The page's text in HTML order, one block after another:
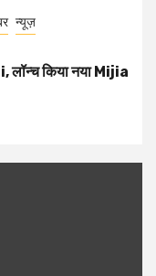
न्यूज़
लॉन्च किया नया Mijia